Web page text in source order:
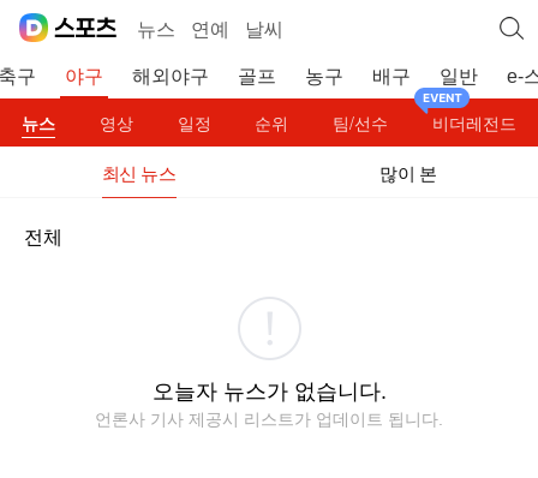
뉴스 연예 날씨
구 야구 해외야구 골프 농구 배구 일반 e-
뉴스 영상 일정 순위 팀/선수 비더레전드
최신 뉴스 많이 본
전체
오늘자 뉴스가 없습니다.
언론사 기사 제공시 리스트가 업데이트 됩니다.